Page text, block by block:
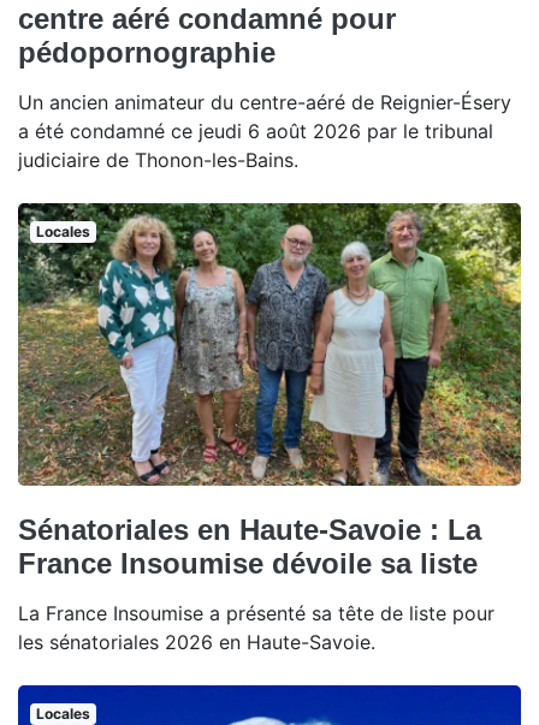
centre aéré condamné pour
pédopornographie
Un ancien animateur du centre-aéré de Reignier-Ésery
a été condamné ce jeudi 6 août 2026 par le tribunal
judiciaire de Thonon-les-Bains.
Locales
Sénatoriales en Haute-Savoie : La
France Insoumise dévoile sa liste
La France Insoumise a présenté sa tête de liste pour
les sénatoriales 2026 en Haute-Savoie.
Locales